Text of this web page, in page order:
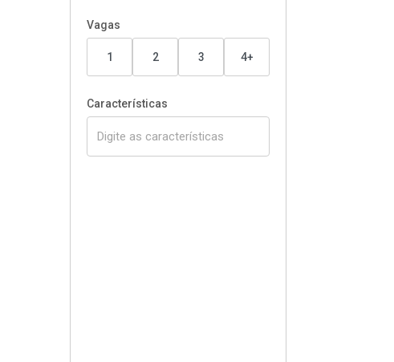
Vagas
1 2 3 4+
Características